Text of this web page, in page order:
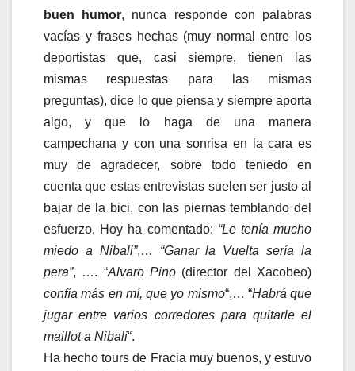
buen humor, nunca responde con palabras
vacías y frases hechas (muy normal entre los
deportistas que, casi siempre, tienen las
mismas respuestas para las mismas
preguntas), dice lo que piensa y siempre aporta
algo, y que lo haga de una manera
campechana y con una sonrisa en la cara es
muy de agradecer, sobre todo teniedo en
cuenta que estas entrevistas suelen ser justo al
bajar de la bici, con las piernas temblando del
esfuerzo. Hoy ha comentado: “Le tenía mucho
miedo a Nibali”,… “Ganar la Vuelta sería la
pera”, …. “Alvaro Pino (director del Xacobeo)
confía más en mí, que yo mismo“,… “Habrá que
jugar entre varios corredores para quitarle el
maillot a Nibali“.
Ha hecho tours de Fracia muy buenos, y estuvo